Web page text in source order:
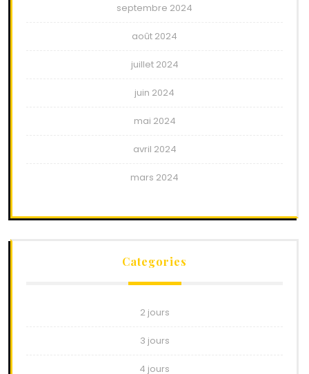
septembre 2024
août 2024
juillet 2024
juin 2024
mai 2024
avril 2024
mars 2024
Categories
2 jours
3 jours
4 jours